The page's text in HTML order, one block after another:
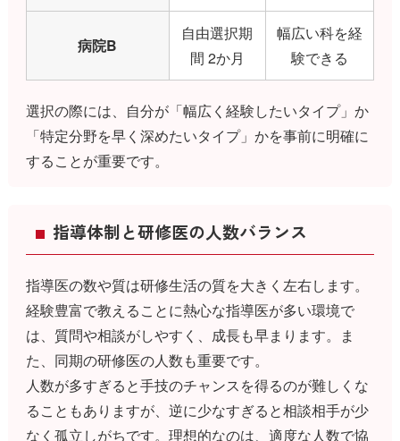
病院B
自由選択期
間 2か月
幅広い科を経
験できる
選択の際には、自分が「幅広く経験したいタイプ」か
「特定分野を早く深めたいタイプ」かを事前に明確に
することが重要です。
指導体制と研修医の人数バランス
指導医の数や質は研修生活の質を大きく左右します。
経験豊富で教えることに熱心な指導医が多い環境で
は、質問や相談がしやすく、成長も早まります。ま
た、同期の研修医の人数も重要です。
人数が多すぎると手技のチャンスを得るのが難しくな
ることもありますが、逆に少なすぎると相談相手が少
なく孤立しがちです。理想的なのは、適度な人数で協